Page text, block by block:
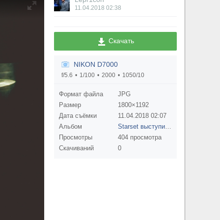
11.04.2018 02:38
Скачать
NIKON D7000
f/5.6 1/100 2000 1050/10
Формат файла
JPG
Размер
1800×1192
Дата съёмки
11.04.2018 02:07
Альбом
Просмотры
404 просмотра
Скачиваний
0